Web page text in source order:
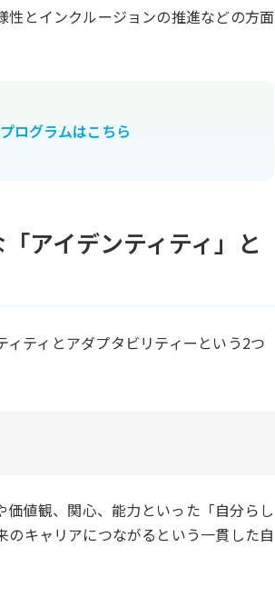
性とインクルージョンの推進などの方面
ログラムはこちら
アイデンティティ」と
ティとアダプタビリティーという2つ
値観、関心、能力といった「自分らし
キャリアにつながるという一貫した自